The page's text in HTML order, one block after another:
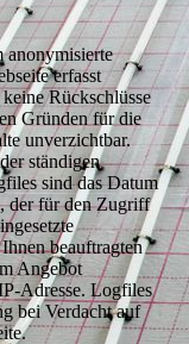
anonymisierte
erfasst
Rückschlüsse
Gründen für die
unverzichtbar.
ständigen
sind das Datum
der für den Zugriff
beauftragten
Angebot
Adresse. Logfiles
bei Verdacht auf